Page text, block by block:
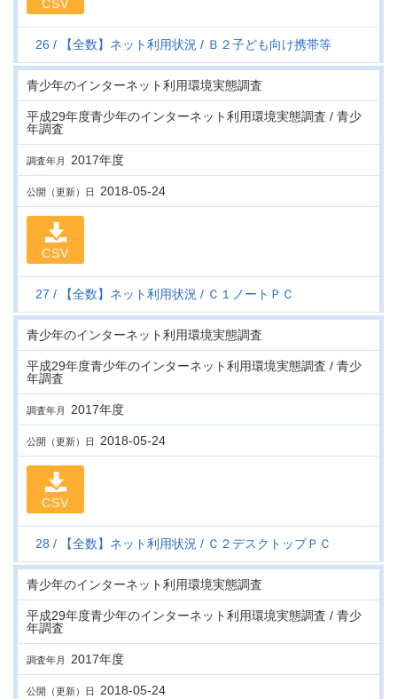
CSV
26 【全数】ネット利用状況 Ｂ２子ども向け携帯等
青少年のインターネット利用環境実態調査
平成29年度青少年のインターネット利用環境実態調査 / 青少
年調査
調査年月 2017年度
公開（更新）日 2018-05-24
CSV
27 【全数】ネット利用状況 Ｃ１ノートＰＣ
青少年のインターネット利用環境実態調査
平成29年度青少年のインターネット利用環境実態調査 / 青少
年調査
調査年月 2017年度
公開（更新）日 2018-05-24
CSV
28 【全数】ネット利用状況 Ｃ２デスクトップＰＣ
青少年のインターネット利用環境実態調査
平成29年度青少年のインターネット利用環境実態調査 / 青少
年調査
調査年月 2017年度
公開（更新）日 2018-05-24